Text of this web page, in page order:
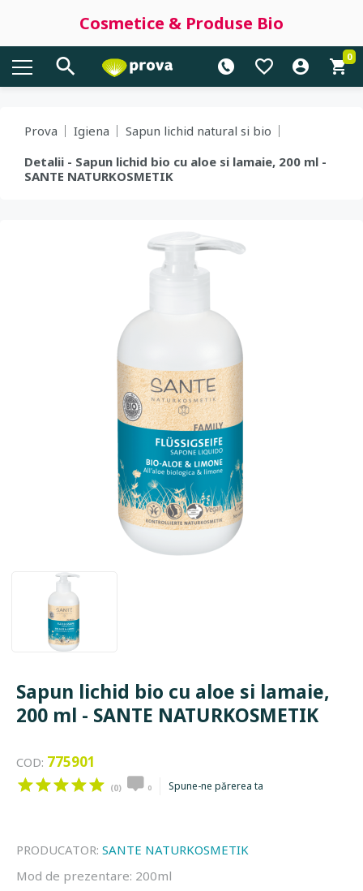
Cosmetice & Produse Bio
0
Prova Igiena
Sapun lichid natural si bio
Detalii - Sapun lichid bio cu aloe si lamaie, 200 ml -
SANTE NATURKOSMETIK
Sapun lichid bio cu aloe si lamaie,
200 ml - SANTE NATURKOSMETIK
COD: 775901
(0) 0 Spune-ne părerea ta
PRODUCATOR: SANTE NATURKOSMETIK
Mod de prezentare: 200ml